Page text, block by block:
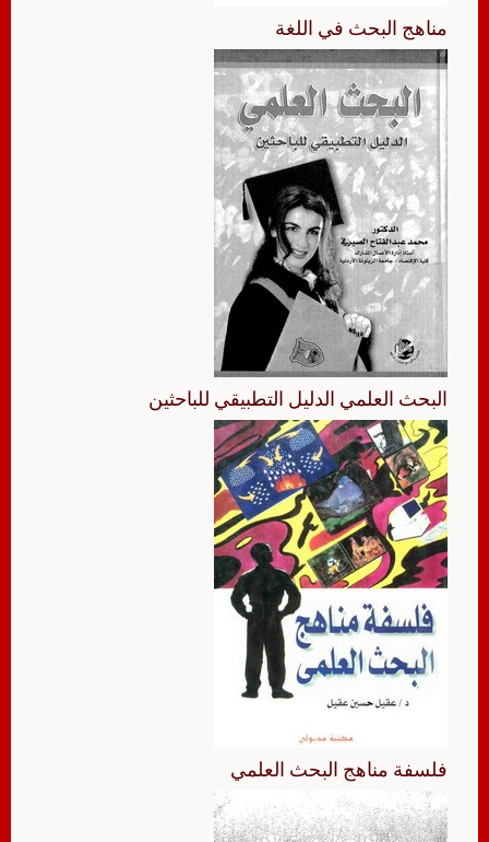
مناهج البحث في اللغة
البحث العلمي الدليل التطبيقي للباحثين
فلسفة مناهج البحث العلمي